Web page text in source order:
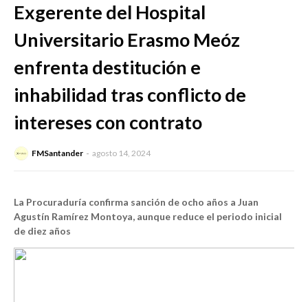
Exgerente del Hospital
Universitario Erasmo Meóz
enfrenta destitución e
inhabilidad tras conflicto de
intereses con contrato
FMSantander agosto 14, 2024
La Procuraduría confirma sanción de ocho años a Juan
Agustín Ramírez Montoya, aunque reduce el periodo inicial
de diez años